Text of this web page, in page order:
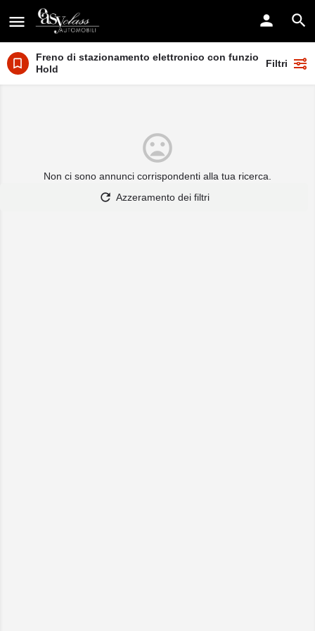
Freno di stazionamento elettronico con funzione Auto
Hold
Filtri
Non ci sono annunci corrispondenti alla tua ricerca.
Azzeramento dei filtri